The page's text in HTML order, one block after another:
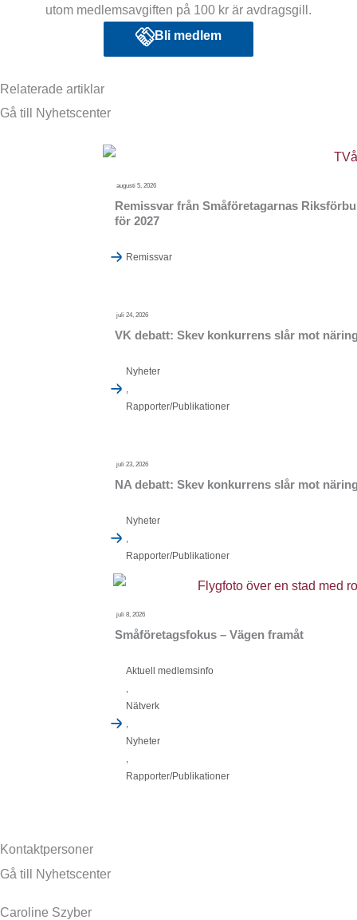
utom medlemsavgiften på 100 kr är avdragsgill.
Bli medlem
Relaterade artiklar
Gå till Nyhetscenter
augusti 5, 2026
Remissvar från Småföretagarnas
för 2027
Remissvar
juli 24, 2026
VK debatt: Skev konkurrens slår mot
Nyheter
Rapporter/Publikationer
juli 23, 2026
NA debatt: Skev konkurrens slår mot
Nyheter
Rapporter/Publikationer
juli 8, 2026
Småföretagsfokus – Vägen framåt
Aktuell medlemsinfo
,
Nätverk
,
Nyheter
,
Rapporter/Publikationer
Kontaktpersoner
Gå till Nyhetscenter
Caroline Szyber